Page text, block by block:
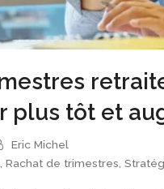
plus tôt et
Eric Michel
Rachat de trimestres